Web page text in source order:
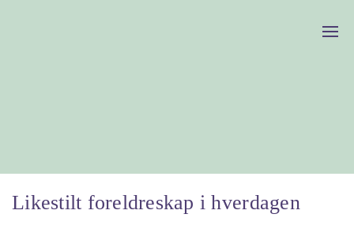
Likestilt foreldreskap i hverdagen